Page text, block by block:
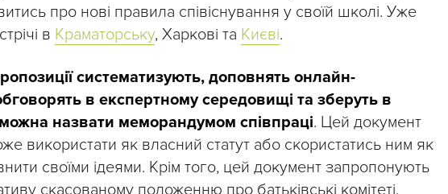
про нові правила співіснування у своїй школі. Уже
в Краматорську, Харкові та Києві.
систематизують, доповнять онлайн-
в експертному середовищі та зберуть в
назвати меморандумом співпраці. Цей документ
використати як власний статут або скористатись ним як
своїми ідеями. Крім того, цей документ запропонують
скасованому положенню про батьківські комітеті.